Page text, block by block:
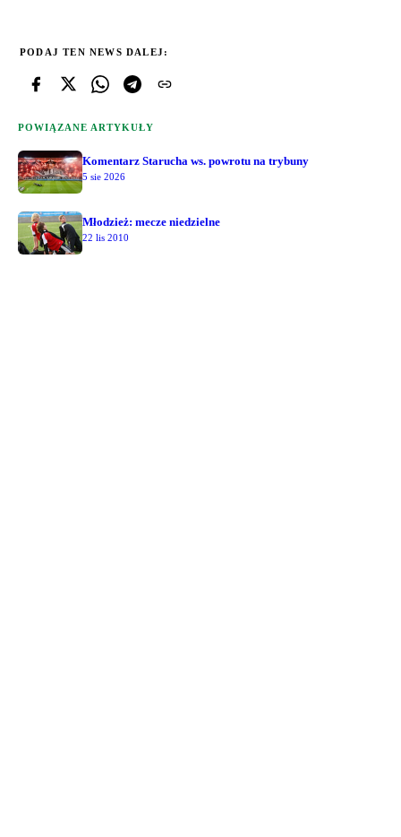
PODAJ TEN NEWS DALEJ:
POWIĄZANE ARTYKUŁY
Komentarz Starucha ws. powrotu na trybuny
5 sie 2026
Młodzież: mecze niedzielne
22 lis 2010